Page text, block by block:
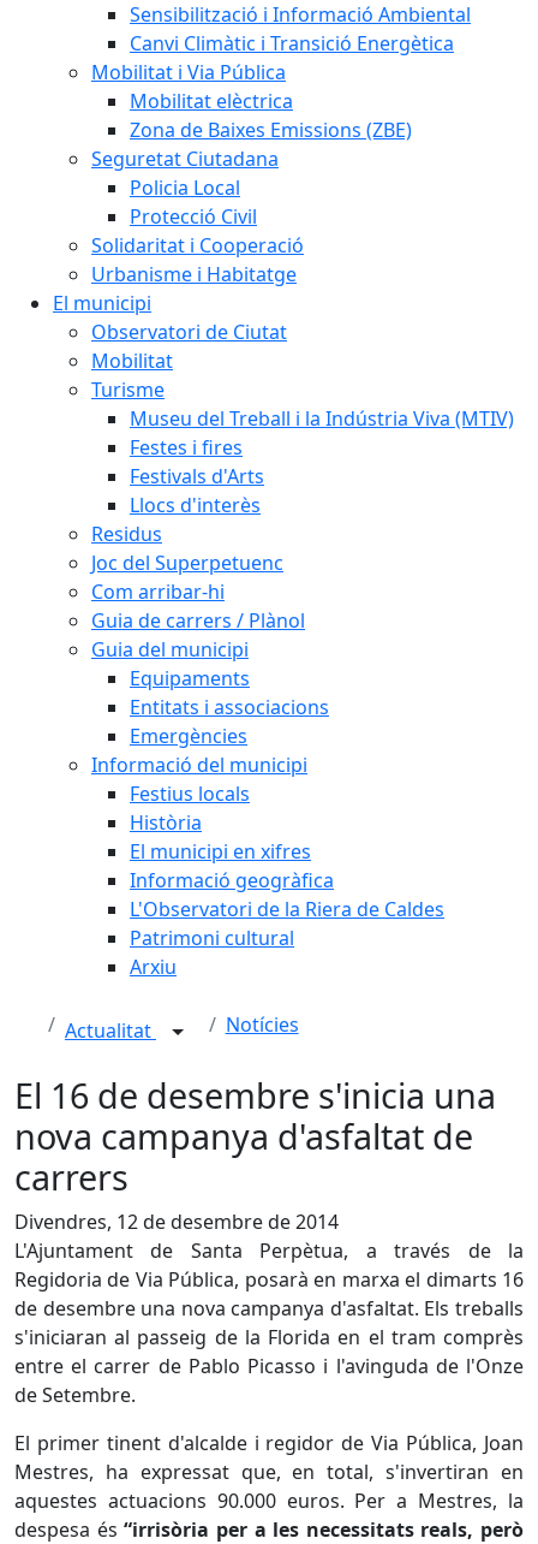
Sensibilització i Informació Ambiental
Canvi Climàtic i Transició Energètica
Mobilitat i Via Pública
Mobilitat elèctrica
Zona de Baixes Emissions (ZBE)
Seguretat Ciutadana
Policia Local
Protecció Civil
Solidaritat i Cooperació
Urbanisme i Habitatge
El municipi
Observatori de Ciutat
Mobilitat
Turisme
Museu del Treball i la Indústria Viva (MTIV)
Festes i fires
Festivals d'Arts
Llocs d'interès
Residus
Joc del Superpetuenc
Com arribar-hi
Guia de carrers / Plànol
Guia del municipi
Equipaments
Entitats i associacions
Emergències
Informació del municipi
Festius locals
Història
El municipi en xifres
Informació geogràfica
L'Observatori de la Riera de Caldes
Patrimoni cultural
Arxiu
Actualitat Notícies
El 16 de desembre s'inicia una
nova campanya d'asfaltat de
carrers
Divendres, 12 de desembre de 2014
L'Ajuntament de Santa Perpètua, a través de la
Regidoria de Via Pública, posarà en marxa el dimarts 16
de desembre una nova campanya d'asfaltat. Els treballs
s'iniciaran al passeig de la Florida en el tram comprès
entre el carrer de Pablo Picasso i l'avinguda de l'Onze
de Setembre.
El primer tinent d'alcalde i regidor de Via Pública, Joan
Mestres, ha expressat que, en total, s'invertiran en
aquestes actuacions 90.000 euros. Per a Mestres, la
despesa és “irrisòria per a les necessitats reals, però